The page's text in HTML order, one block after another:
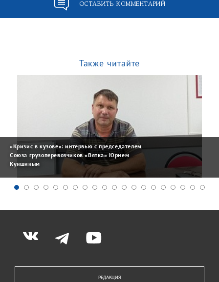
ОСТАВИТЬ КОММЕНТАРИЙ
Также читайте
«Кризис в кузове»: интервью с председателем
Союза грузоперевозчиков «Вятка» Юрием
Куншиным
РЕДАКЦИЯ